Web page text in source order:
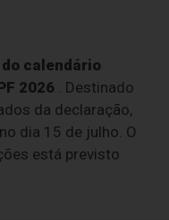
calendário
2026 . Destinado
da declaração,
dia 15 de julho. O
está previsto